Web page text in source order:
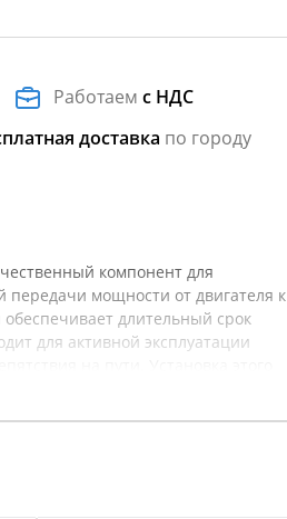
Работаемс НДС
доставка по городу
компонент для
мощности от двигателя к
длительный срок
для активной эксплуатации
вашего квадроцикла, что
с вашим конкретным